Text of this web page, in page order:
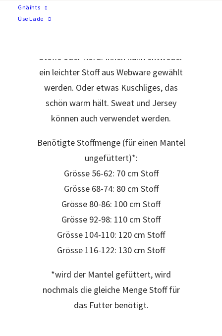
Gnäihts
Üse Lade
Der Mantel ist für verschiedene Stoffe
Stoffe oder Kord. Innen kann entweder
ein leichter Stoff aus Webware gewählt
werden. Oder etwas Kuschliges, das
schön warm hält. Sweat und Jersey
können auch verwendet werden.
Benötigte Stoffmenge (für einen Mantel
ungefüttert)*:
Grösse 56-62: 70 cm Stoff
Grösse 68-74: 80 cm Stoff
Grösse 80-86: 100 cm Stoff
Grösse 92-98: 110 cm Stoff
Grösse 104-110: 120 cm Stoff
Grösse 116-122: 130 cm Stoff
*wird der Mantel gefüttert, wird
nochmals die gleiche Menge Stoff für
das Futter benötigt.